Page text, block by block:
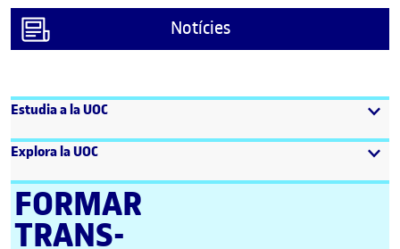
Notícies
Estudia a la UOC
Explora la UOC
FORMAR
TRANS­